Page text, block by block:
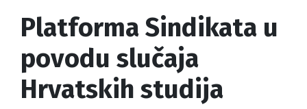
Platforma Sindikata u
povodu slučaja
Hrvatskih studija